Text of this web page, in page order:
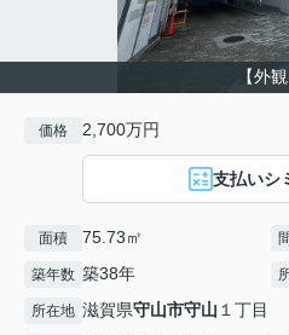
【外観
価格 2,700万円
支払いシ
面積 75.73㎡
築年数 築38年
所在地 滋賀県守山市守山 １丁目